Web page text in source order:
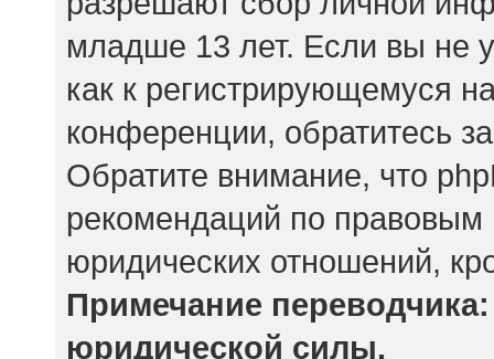
младше 13 лет. Если вы не
как к регистрирующемуся
конференции, обратитесь
Обратите внимание, что
рекомендаций по правовым
юридических отношений,
Примечание
юридической силы.